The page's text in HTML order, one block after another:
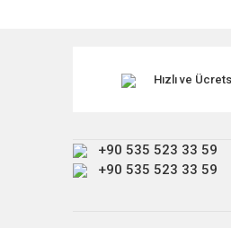
Bu ürüne benzer
Hızlı ve
+90 535 523 33 59
+90 535 523 33 59